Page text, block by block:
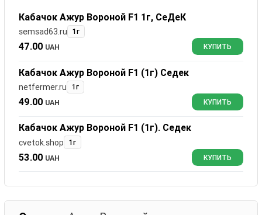
Кабачок Ажур Вороной F1 1г, СеДеК
semsad63.ru 1г
47.00 UAH КУПИТЬ
Кабачок Ажур Вороной F1 (1г) Седек
netfermer.ru 1г
49.00 UAH КУПИТЬ
Кабачок Ажур Вороной F1 (1г). Седек
cvetok.shop 1г
53.00 UAH КУПИТЬ